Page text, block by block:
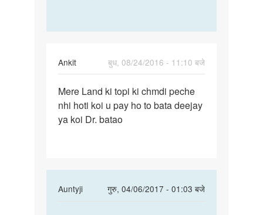
Ankit
बुध, 08/24/2016 - 11:10 बजे
Mere
Land
ki
Mere Land ki topi ki chmdi peche
nhi hoti koi u pay ho to bata deejay
ya koi Dr. batao
Auntyji
गुरु, 04/06/2017 - 01:03 बजे
In